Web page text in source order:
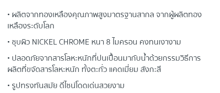
• ผลิตจากทองเหลืองคุณภาพสูงมาตรฐานสากล จากผู้ผลิตทอง
เหลืองระดับโลก
• ชุบผิว NICKEL CHROME หนา 8 ไมครอน คงทนเงางาม
• ปลอดภัยจากสารโลหะหนักที่ปนเปื้อนมากับน้ำด้วยกรรมวิธีการ
ผลิตที่ขจัดสารโลหะหนัก ทั้งตะกั่ว แคดเมี่ยม สังกะสี
• รูปทรงทันสมัย ดีไซน์โดดเด่นสวยงาม